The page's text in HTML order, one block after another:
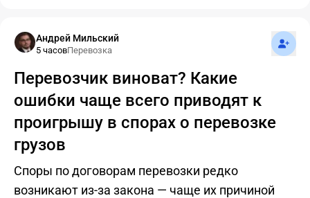
Андрей Мильский
5 часовПеревозка
Перевозчик виноват? Какие
ошибки чаще всего приводят к
проигрышу в спорах о перевозке
грузов
Споры по договорам перевозки редко
возникают из-за закона — чаще их причиной